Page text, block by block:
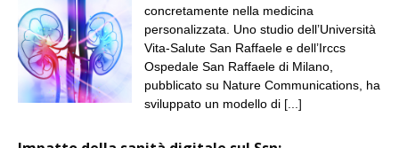
concretamente nella medicina
personalizzata. Uno studio dell’Università
Vita-Salute San Raffaele e dell’Irccs
Ospedale San Raffaele di Milano,
pubblicato su Nature Communications, ha
sviluppato un modello di [...]